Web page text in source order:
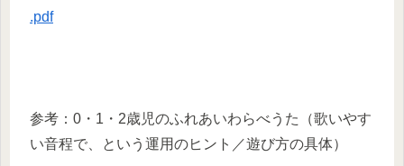
.pdf
参考：0・1・2歳児のふれあいわらべうた（歌いやす
い音程で、という運用のヒント／遊び方の具体）